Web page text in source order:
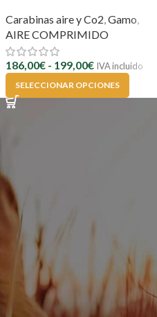
Carabinas aire y Co2 Gamo
AIRE COMPRIMIDO
186,00€ - 199,00€ IVA incluido
SELECCIONAR OPCIONES